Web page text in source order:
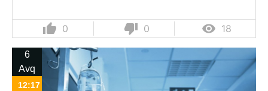
thumb_up 0 thumb_down 0  18
6
Avq
12:17